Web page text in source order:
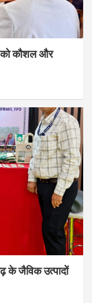
को कौशल और
के जैविक उत्पादों